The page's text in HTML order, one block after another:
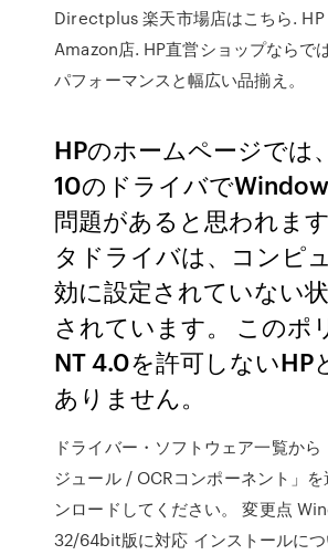
Directplus 楽天市場店はこちら.
Amazon店. HP直営ショップならで
パフォーマンスと幅広い品揃え。
HPのホームページでは
10のドライバで
問題があると思われま
タドライバは、コンピ
効に設定されていない
されています。 このポ
NT 4.0を許可しないHP
ありません。
ドライバー・ソフトウェア一覧から
ジュール / OCRコンポーネント」
ンロードしてください。 変更点
32/64bit版に対応 インストールに